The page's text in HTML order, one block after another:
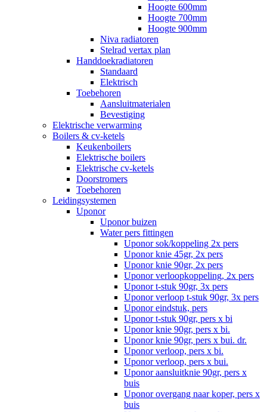
Hoogte 600mm
Hoogte 700mm
Hoogte 900mm
Niva radiatoren
Stelrad vertax plan
Handdoekradiatoren
Standaard
Elektrisch
Toebehoren
Aansluitmaterialen
Bevestiging
Elektrische verwarming
Boilers & cv-ketels
Keukenboilers
Elektrische boilers
Elektrische cv-ketels
Doorstromers
Toebehoren
Leidingsystemen
Uponor
Uponor buizen
Water pers fittingen
Uponor sok/koppeling 2x pers
Uponor knie 45gr, 2x pers
Uponor knie 90gr, 2x pers
Uponor verloopkoppeling, 2x pers
Uponor t-stuk 90gr, 3x pers
Uponor verloop t-stuk 90gr, 3x pers
Uponor eindstuk, pers
Uponor t-stuk 90gr, pers x bi
Uponor knie 90gr, pers x bi.
Uponor knie 90gr, pers x bui. dr.
Uponor verloop, pers x bi.
Uponor verloop, pers x bui.
Uponor aansluitknie 90gr, pers x
buis
Uponor overgang naar koper, pers x
buis